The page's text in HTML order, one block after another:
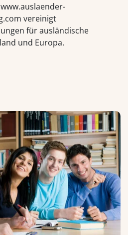
vereinigt
für ausländische
und Europa.